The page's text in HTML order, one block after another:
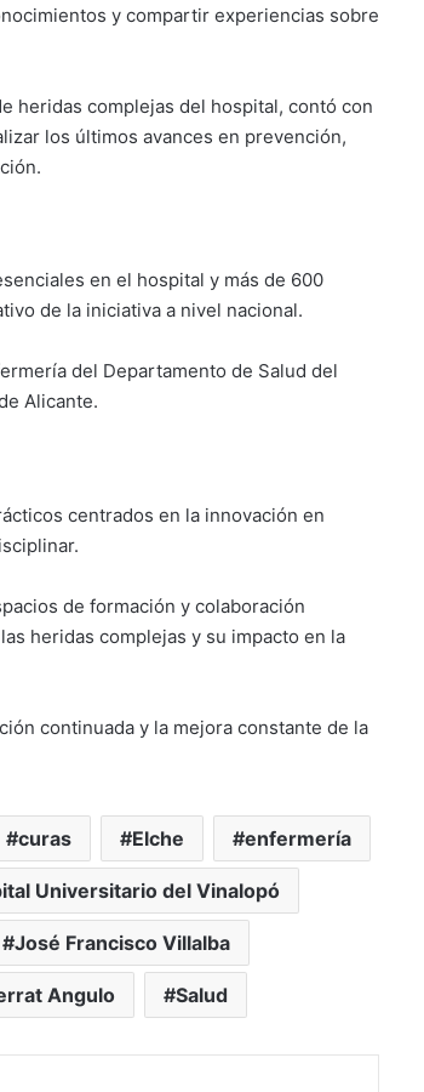
y compartir experiencias sobre
heridas complejas del hospital, contó con
los últimos avances en prevención,
en el hospital y más de 600
de la iniciativa a nivel nacional.
del Departamento de Salud del
Alicante.
centrados en la innovación en
de formación y colaboración
heridas complejas y su impacto en la
continuada y la mejora constante de la
curas Elche enfermería
Universitario del Vinalopó
José Francisco Villalba
Angulo Salud